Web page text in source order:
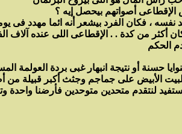
الإقطاعى أصواتهم بيحصل إيه ؟
أكثر من كدة . . الإقطاعى اللى عنده آلاف
حسنة أو نتيجة انبهار غبى بردة العولمة
لنتقدم متحدين متوحدين فأرضنا واحدة